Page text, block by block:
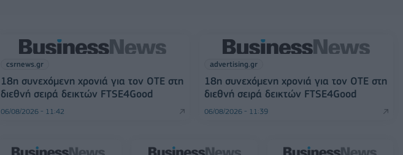
csrnews.gr
18η συνεχόμενη χρονιά για τον ΟΤΕ στη
διεθνή σειρά δεικτών FTSE4Good
06/08/2026 - 11:42
advertising.gr
18η συνεχόμενη χρονιά για τον ΟΤΕ στη
διεθνή σειρά δεικτών FTSE4Good
06/08/2026 - 11:39